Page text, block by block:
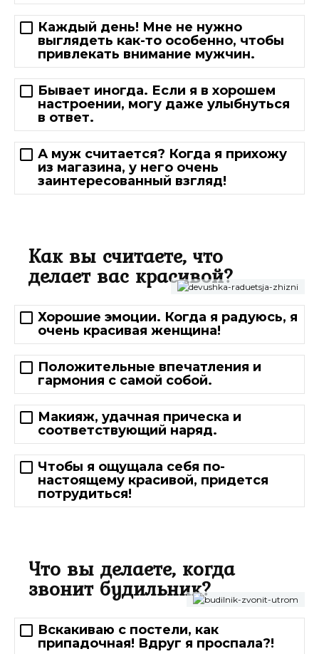
Каждый день! Мне не нужно
выглядеть как-то особенно, чтобы
привлекать внимание мужчин.
Бывает иногда. Если я в хорошем
настроении, могу даже улыбнуться
в ответ.
А муж считается? Когда я прихожу
из магазина, у него очень
заинтересованный взгляд!
Как вы считаете, что
делает вас красивой?
Хорошие эмоции. Когда я радуюсь, я
очень красивая женщина!
Положительные впечатления и
гармония с самой собой.
Макияж, удачная прическа и
соответствующий наряд.
Чтобы я ощущала себя по-
настоящему красивой, придется
потрудиться!
Что вы делаете, когда
звонит будильник?
Вскакиваю с постели, как
припадочная! Вдруг я проспала?!